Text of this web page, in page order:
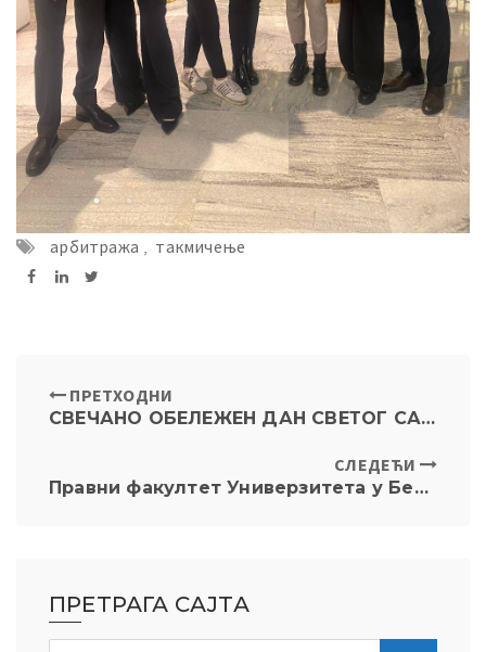
арбитража такмичење
ПРЕТХОДНИ
СВЕЧАНО ОБЕЛЕЖЕН ДАН СВЕТОГ САВЕ
СЛЕДЕЋИ
Правни факултет Универзитета у Београду у студијској посети Универзитету у Хавани
ПРЕТРАГА САЈТА